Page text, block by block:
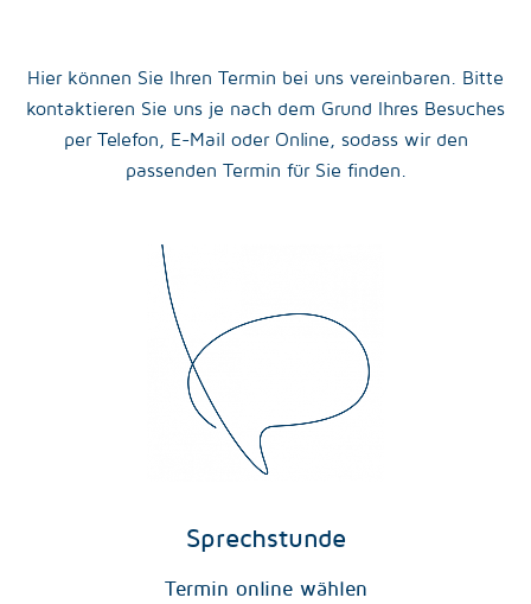
Hier können Sie Ihren Termin bei uns vereinbaren. Bitte
kontaktieren Sie uns je nach dem Grund Ihres Besuches
per Telefon, E-Mail oder Online, sodass wir den
passenden Termin für Sie finden.
Sprechstunde
Termin online wählen